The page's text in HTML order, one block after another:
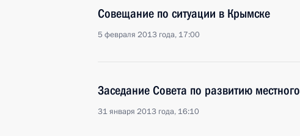
Совещание по ситуации в Крымске
5 февраля 2013 года, 17:00
Заседание Совета по развитию
31 января 2013 года, 16:10